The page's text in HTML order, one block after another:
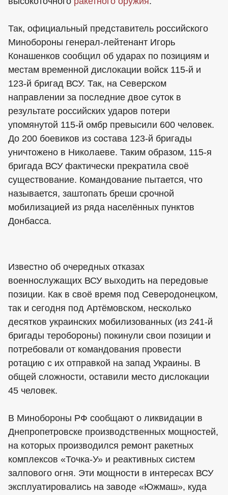
Так, официальный представитель российского
Минобороны генерал-лейтенант Игорь
Конашенков сообщил об ударах по позициям и
местам временной дислокации войск 115-й и
123-й бригад ВСУ. Так, на Северском
направлении за последние двое суток в
результате российских ударов потери
упомянутой 115-й омбр превысили 600 человек.
До 200 боевиков из состава 123-й бригады
уничтожено в Николаеве. Таким образом, 115-я
бригада ВСУ фактически прекратила своё
существование. Командование пытается, что
называется, заштопать бреши срочной
мобилизацией из ряда населённых пунктов
Донбасса.
Известно об очередных отказах
военнослужащих ВСУ выходить на передовые
позиции. Как в своё время под Северодонецком,
так и сегодня под Артёмовском, несколько
десятков украинских мобилизованных (из 241-й
бригады теробороны) покинули свои позиции и
потребовали от командования провести
ротацию с их отправкой на запад Украины. В
общей сложности, оставили место дислокации
45 человек.
В Минобороны РФ сообщают о ликвидации в
Днепропетровске производственных мощностей,
на которых производился ремонт ракетных
комплексов «Точка-У» и реактивных систем
залпового огня. Эти мощности в интересах ВСУ
эксплуатировались на заводе «Южмаш», куда